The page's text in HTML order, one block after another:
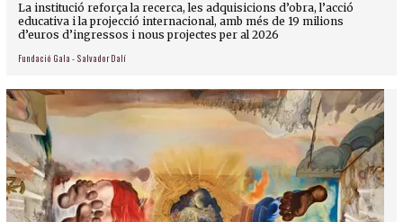
La institució reforça la recerca, les adquisicions d’obra, l’acció
educativa i la projecció internacional, amb més de 19 milions
d’euros d’ingressos i nous projectes per al 2026
Fundació Gala - Salvador Dalí